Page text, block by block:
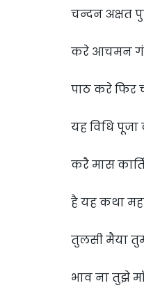
चन्दन अक्षत
करे आचमन
पाठ करे फिर
यह विधि
करै मास
है यह कथा
तुलसी मैया
भाव ना तुझे